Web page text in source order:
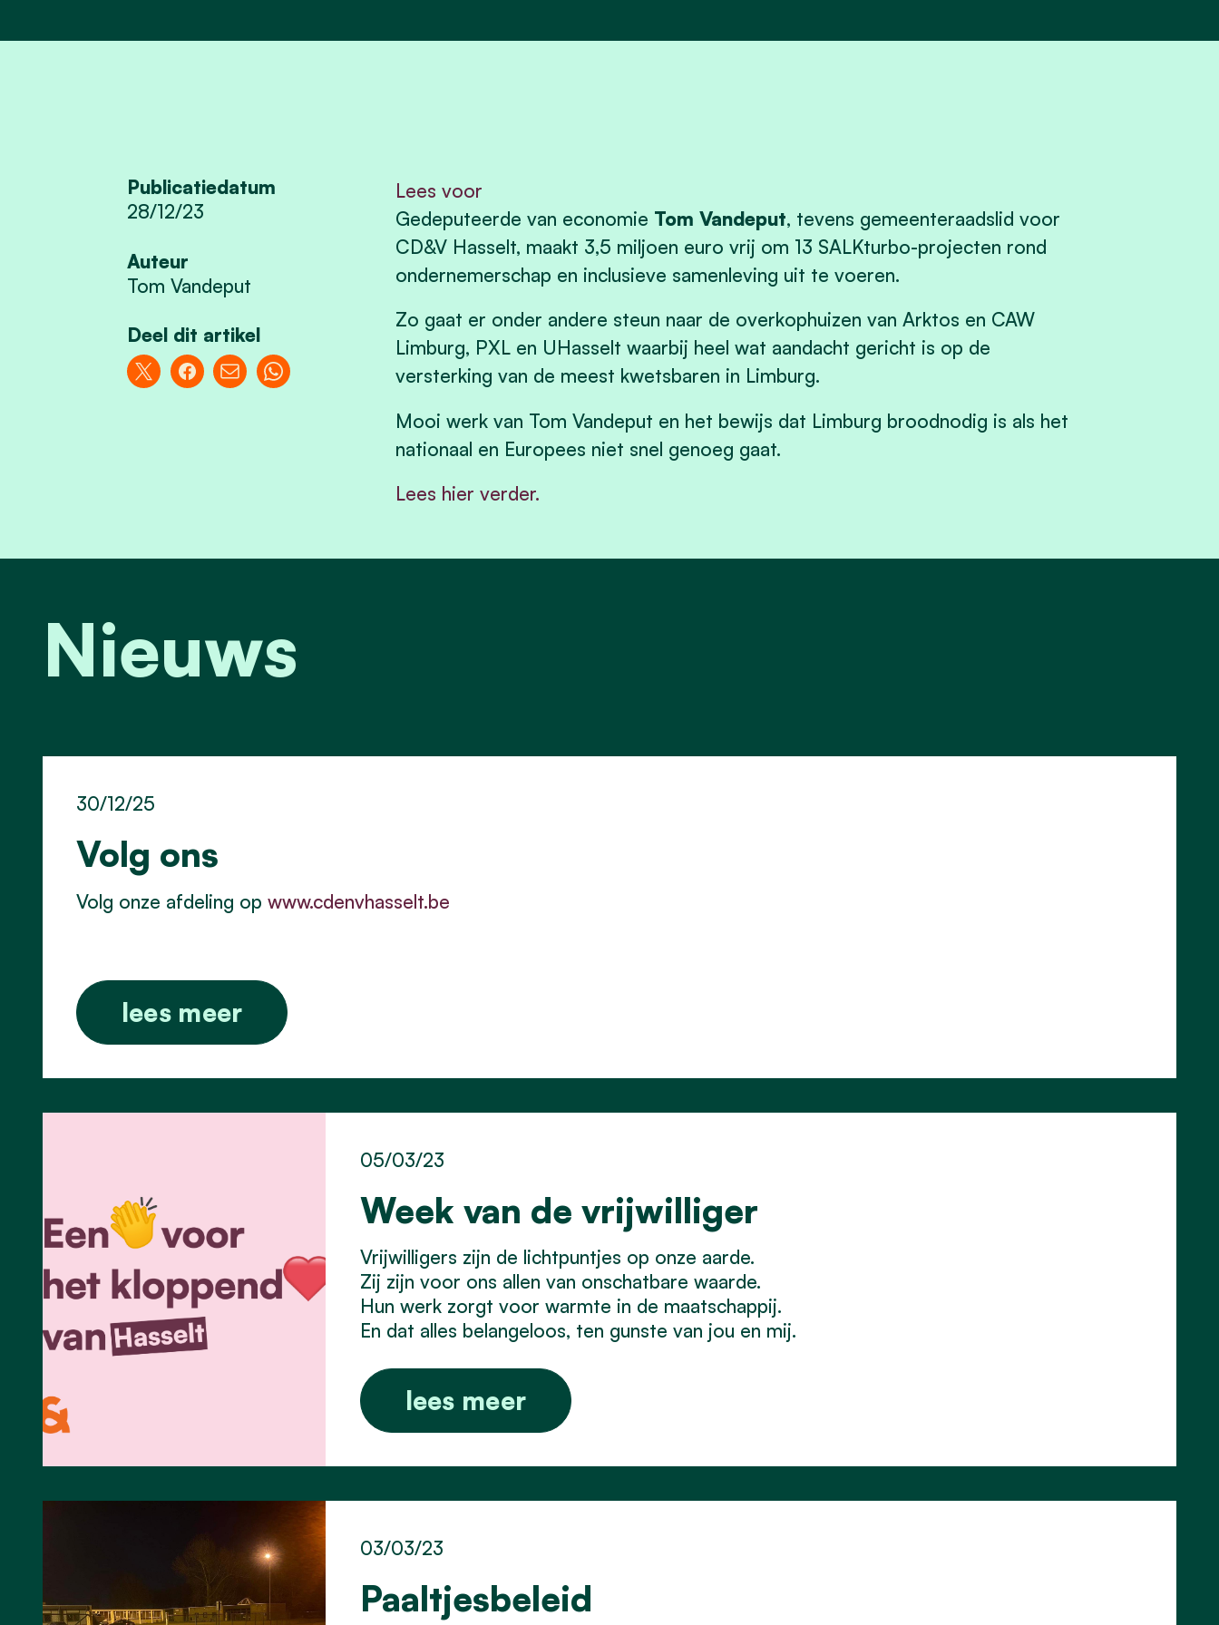
Publicatiedatum
28/12/23
Auteur
Tom Vandeput
Deel dit artikel
Lees voor
Gedeputeerde van economie Tom Vandeput, tevens gemeenteraadslid voor
CD&V Hasselt, maakt 3,5 miljoen euro vrij om 13 SALKturbo-projecten rond
ondernemerschap en inclusieve samenleving uit te voeren.
Zo gaat er onder andere steun naar de overkophuizen van Arktos en CAW
Limburg, PXL en UHasselt waarbij heel wat aandacht gericht is op de
versterking van de meest kwetsbaren in Limburg.
Mooi werk van Tom Vandeput en het bewijs dat Limburg broodnodig is als het
nationaal en Europees niet snel genoeg gaat.
Lees hier verder.
Nieuws
Volg ons
30/12/25
Volg onze afdeling op www.cdenvhasselt.be
lees meer
Week van de vrijwilliger
05/03/23
Vrijwilligers zijn de lichtpuntjes op onze aarde.
Zij zijn voor ons allen van onschatbare waarde.
Hun werk zorgt voor warmte in de maatschappij.
En dat alles belangeloos, ten gunste van jou en mij.
lees meer
Paaltjesbeleid
03/03/23